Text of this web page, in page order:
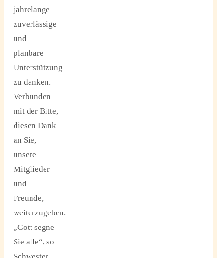
jahrelange
zuverlässige
und
planbare
Unterstützung
zu danken.
Verbunden
mit der Bitte,
diesen Dank
an Sie,
unsere
Mitglieder
und
Freunde,
weiterzugeben.
„Gott segne
Sie alle“, so